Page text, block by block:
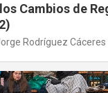
Cambios de
Rodríguez Cáceres